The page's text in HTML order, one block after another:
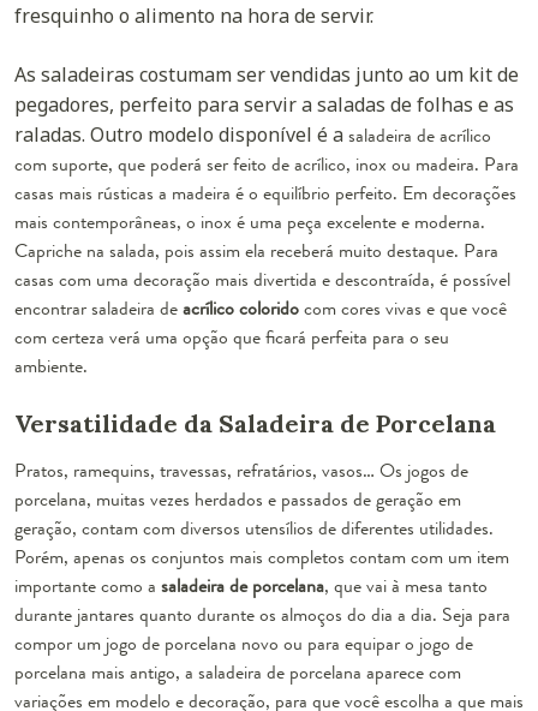
fresquinho o alimento na hora de servir.
As saladeiras costumam ser vendidas junto ao um kit de
pegadores, perfeito para servir a saladas de folhas e as
raladas. Outro modelo disponível é asaladeira de acrílico
com suporte, que poderá ser feito de acrílico, inox ou madeira. Para
casas mais rústicas a madeira é o equilíbrio perfeito. Em decorações
mais contemporâneas, o inox é uma peça excelente e moderna.
Capriche na salada, pois assim ela receberá muito destaque. Para
casas com uma decoração mais divertida e descontraída, é possível
encontrar saladeira deacrílico coloridocom cores vivas e que você
com certeza verá uma opção que ficará perfeita para o seu
ambiente.
Versatilidade da Saladeira de Porcelana
Pratos, ramequins, travessas, refratários, vasos… Os jogos de
porcelana, muitas vezes herdados e passados de geração em
geração, contam com diversos utensílios de diferentes utilidades.
Porém, apenas os conjuntos mais completos contam com um item
importante como a saladeira de porcelana, que vai à mesa tanto
durante jantares quanto durante os almoços do dia a dia. Seja para
compor um jogo de porcelana novo ou para equipar o jogo de
porcelana mais antigo, a saladeira de porcelana aparece com
variações em modelo e decoração, para que você escolha a que mais